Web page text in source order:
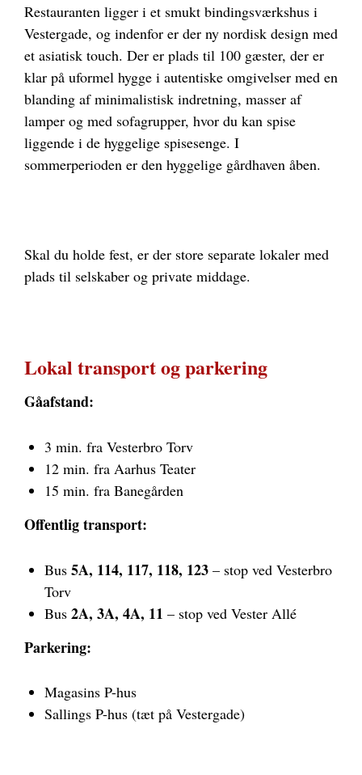
Restauranten ligger i et smukt bindingsværkshus i
Vestergade, og indenfor er der ny nordisk design med
et asiatisk touch. Der er plads til 100 gæster, der er
klar på uformel hygge i autentiske omgivelser med en
blanding af minimalistisk indretning, masser af
lamper og med sofagrupper, hvor du kan spise
liggende i de hyggelige spisesenge. I
sommerperioden er den hyggelige gårdhaven åben.
Skal du holde fest, er der store separate lokaler med
plads til selskaber og private middage.
Lokal transport og parkering
Gåafstand:
3 min. fra Vesterbro Torv
12 min. fra Aarhus Teater
15 min. fra Banegården
Offentlig transport:
Bus 5A, 114, 117, 118, 123 – stop ved Vesterbro
Torv
Bus 2A, 3A, 4A, 11 – stop ved Vester Allé
Parkering:
Magasins P-hus
Sallings P-hus (tæt på Vestergade)